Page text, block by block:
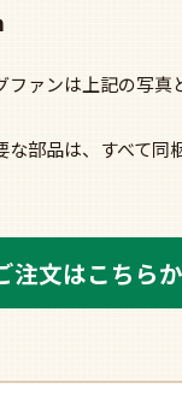
ファンは上記の写真
部品は、すべて同
注文はこちら